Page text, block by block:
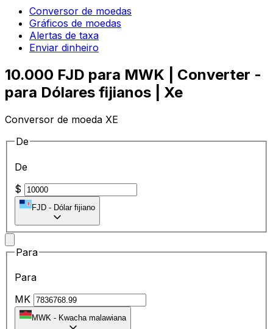
Conversor de moedas
Gráficos de moedas
Alertas de taxa
Enviar dinheiro
10.000 FJD para MWK | Converter -
para Dólares fijianos | Xe
Conversor de moeda XE
De
De
$
FJD - Dólar fijiano
Para
Para
MK
MWK - Kwacha malawiana